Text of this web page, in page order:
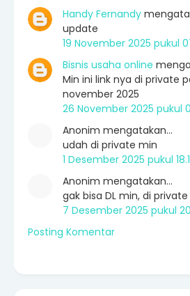
Handy Fernandy
update
19 November 2025 pukul
Bisnis usaha online
Min ini link nya di private
november 2025
26 November 2025 pukul
Anonim mengatakan…
udah di private min
1 Desember 2025 pukul
Anonim mengatakan…
gak bisa DL min, di private
7 Desember 2025 pukul
Posting Komentar